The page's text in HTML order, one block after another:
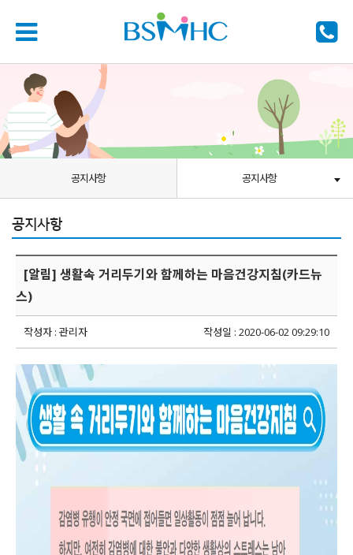
공지사항 공지사항
공지사항
[알림] 생활속 거리두기와 함께하는 마음건강지침(카드뉴
스)
작성자 : 관리자 작성일 : 2020-06-02 09:29:10